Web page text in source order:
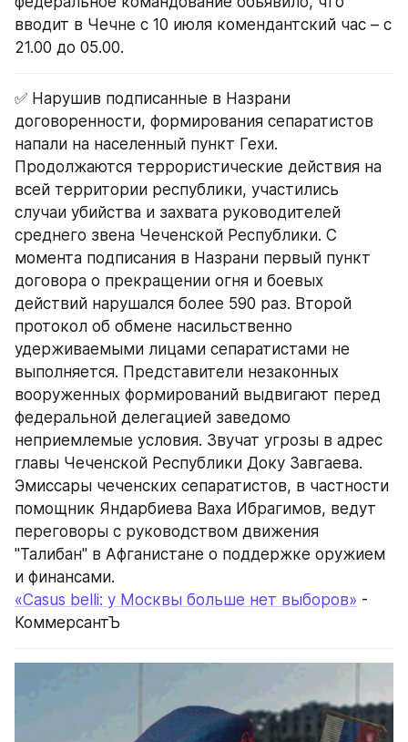
вводит в Чечне с 10 июля комендантский час – с
21.00 до 05.00.
✅ Нарушив подписанные в Назрани
договоренности, формирования сепаратистов
напали на населенный пункт Гехи.
Продолжаются террористические действия на
всей территории республики, участились
случаи убийства и захвата руководителей
среднего звена Чеченской Республики. С
момента подписания в Назрани первый пункт
договора о прекращении огня и боевых
действий нарушался более 590 раз. Второй
протокол об обмене насильственно
удерживаемыми лицами сепаратистами не
выполняется. Представители незаконных
вооруженных формирований выдвигают перед
федеральной делегацией заведомо
неприемлемые условия. Звучат угрозы в адрес
главы Чеченской Республики Доку Завгаева.
Эмиссары чеченских сепаратистов, в частности
помощник Яндарбиева Ваха Ибрагимов, ведут
переговоры с руководством движения
"Талибан" в Афганистане о поддержке оружием
и финансами.
«Casus belli: у Москвы больше нет выборов» -
КоммерсантЪ